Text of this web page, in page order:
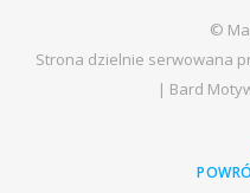
©
Strona dzielnie serwowana
| Bard